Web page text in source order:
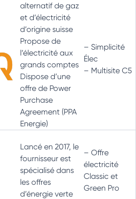
alternatif de gaz
et d’électricité
d’origine suisse
Propose de
l’électricité aux
grands comptes
Dispose d’une
offre de Power
Purchase
Agreement (PPA
Energie)
– Simplicité
Élec
– Multisite C5
Lancé en 2017, le
fournisseur est
spécialisé dans
les offres
d’énergie verte
– Offre
électricité
Classic et
Green Pro